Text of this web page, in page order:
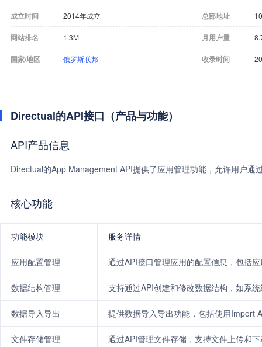
成立时间 2014年成立 总部地址
网站排名 1.3M 月用户量
国家/地区 俄罗斯联邦 收录时间
Directual的API接口（产品与功能）
API产品信息
Directual的App Management API提供了应用管理功能，允许用户通
核心功能
功能模块 服务详情
应用配置管理 通过API接口管理应用的配置信息，包括
数据结构管理 支持通过API创建和修改数据结构，如系
数据导入导出 提供数据导入导出功能，包括使用Import
文件存储管理 通过API管理文件存储，支持文件上传和